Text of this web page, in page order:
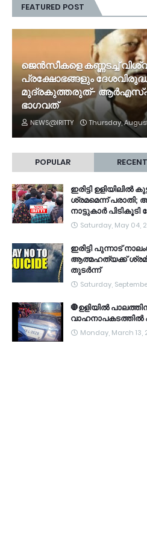
FEATURED POST
ജെൻസീകളെ കണ്ണടച്ച്
പ്രക്ഷോഭങ്ങളും
മുദ്രകുത്തരുത്-
ഭാ​ഗവത്
NEWS@IRITTY Thursday,
POPULAR
ഇരിട്ടി ഉളിയിലിൽ
ശ്രമമെന്ന്
നാട്ടുകാർ
Saturday, May 04,
ഇരിട്ടി പുന്നാട്
ആത്മഹത്യക്ക്
തുടർന്ന്
Saturday,
🛑ഉളിയിൽ
വാഹനാപകടത്തിൽ
Monday, March 13,